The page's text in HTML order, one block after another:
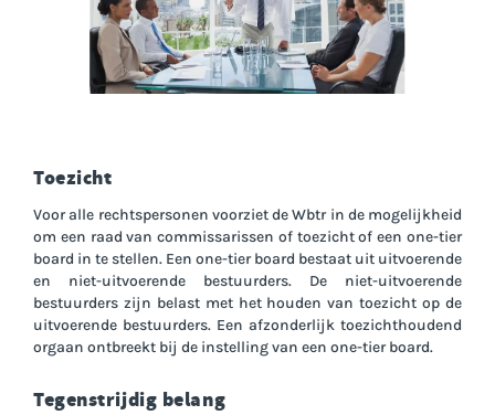
Toezicht
Voor alle rechtspersonen voorziet de Wbtr in de mogelijkheid
om een raad van commissarissen of toezicht of een one-tier
board in te stellen. Een one-tier board bestaat uit uitvoerende
en niet-uitvoerende bestuurders. De niet-uitvoerende
bestuurders zijn belast met het houden van toezicht op de
uitvoerende bestuurders. Een afzonderlijk toezichthoudend
orgaan ontbreekt bij de instelling van een one-tier board.
Tegenstrijdig belang